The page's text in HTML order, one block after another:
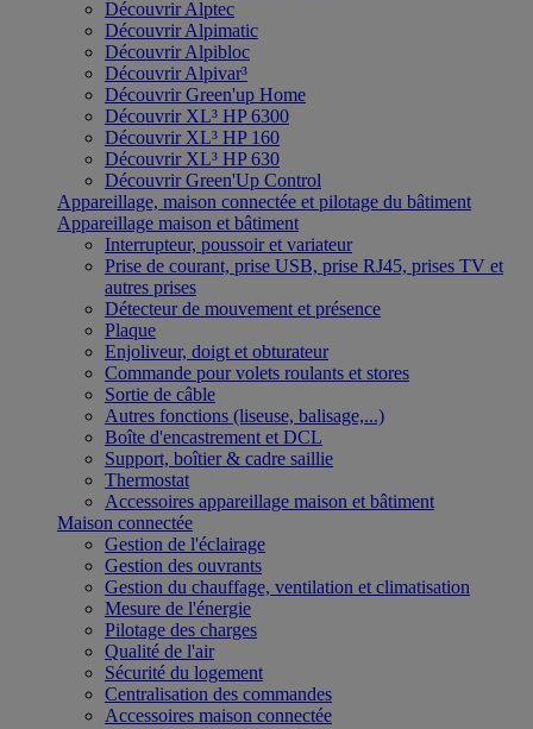
Découvrir Alptec
Découvrir Alpimatic
Découvrir Alpibloc
Découvrir Alpivar³
Découvrir Green'up Home
Découvrir XL³ HP 6300
Découvrir XL³ HP 160
Découvrir XL³ HP 630
Découvrir Green'Up Control
Appareillage, maison connectée et pilotage du bâtiment
Appareillage maison et bâtiment
Interrupteur, poussoir et variateur
Prise de courant, prise USB, prise RJ45, prises TV et
autres prises
Détecteur de mouvement et présence
Plaque
Enjoliveur, doigt et obturateur
Commande pour volets roulants et stores
Sortie de câble
Autres fonctions (liseuse, balisage,...)
Boîte d'encastrement et DCL
Support, boîtier & cadre saillie
Thermostat
Accessoires appareillage maison et bâtiment
Maison connectée
Gestion de l'éclairage
Gestion des ouvrants
Gestion du chauffage, ventilation et climatisation
Mesure de l'énergie
Pilotage des charges
Qualité de l'air
Sécurité du logement
Centralisation des commandes
Accessoires maison connectée